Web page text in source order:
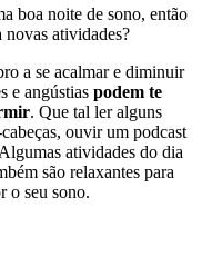
boa noite de sono, então
novas atividades?
a se acalmar e diminuir
e angústias podem te
. Que tal ler alguns
ouvir um podcast
atividades do dia
são relaxantes para
o seu sono.